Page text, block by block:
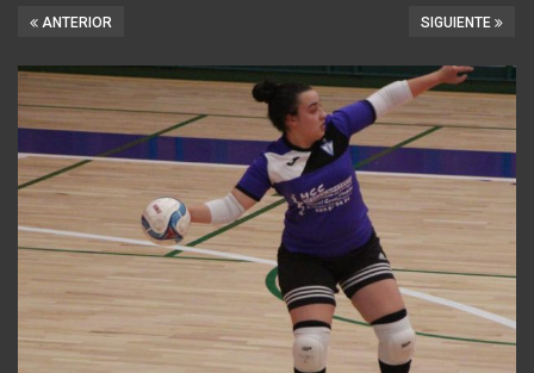
SIGUIENTE
ANTERIOR